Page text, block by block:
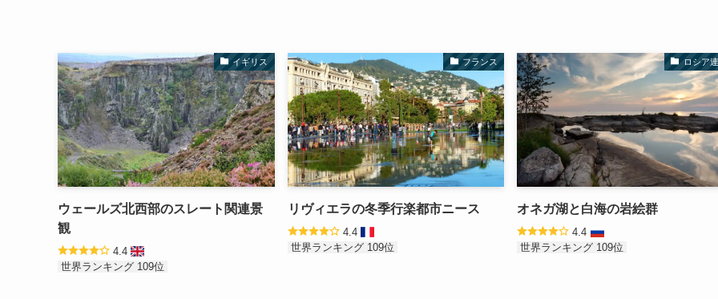
イギリス
ウェールズ北西部のスレート関連景
観
4.4
世界ランキング 109位
フランス
リヴィエラの冬季行楽都市ニース
4.4
世界ランキング 109位
ロシア
オネガ湖と白海の岩絵群
4.4
世界ランキング 109位